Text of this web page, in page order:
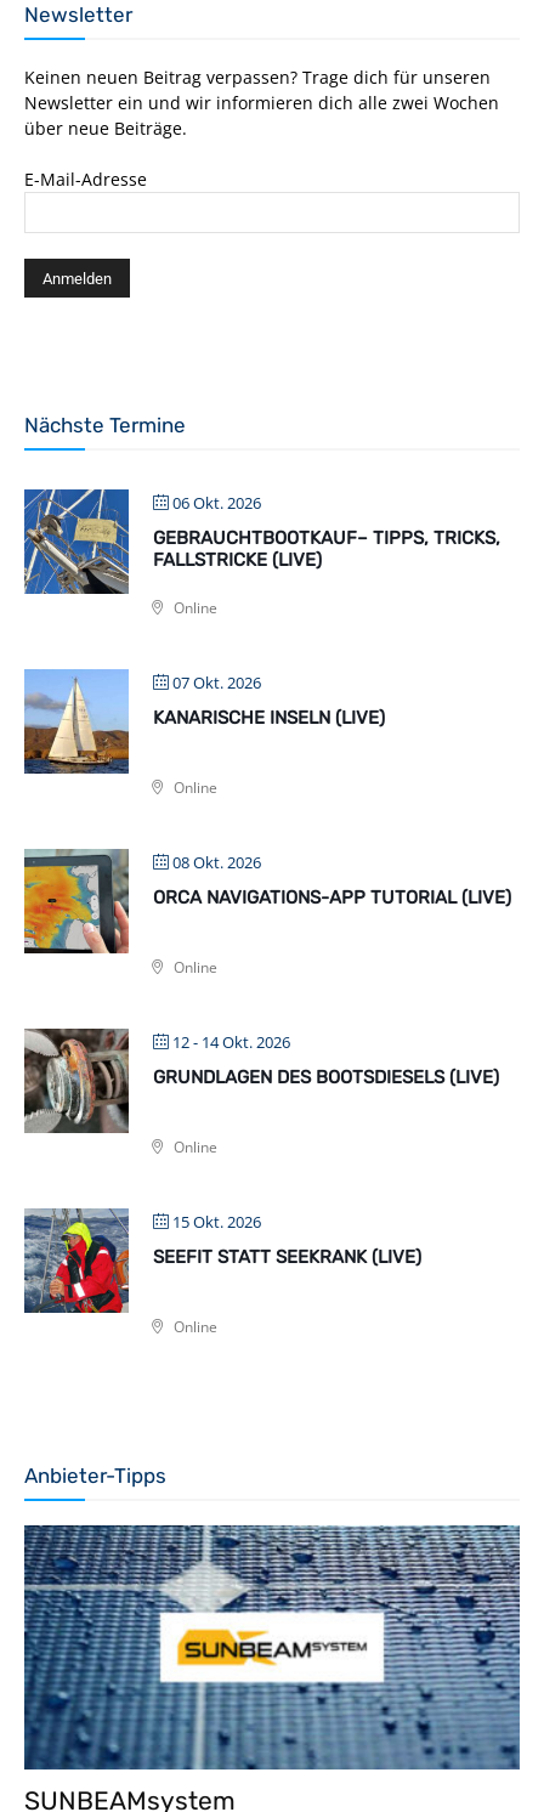
Newsletter
Keinen neuen Beitrag verpassen? Trage dich für unseren
Newsletter ein und wir informieren dich alle zwei Wochen
über neue Beiträge.
E-Mail-Adresse
Nächste Termine
06 Okt. 2026
GEBRAUCHTBOOTKAUF– TIPPS, TRICKS,
FALLSTRICKE (LIVE)
Online
07 Okt. 2026
KANARISCHE INSELN (LIVE)
Online
08 Okt. 2026
ORCA NAVIGATIONS-APP TUTORIAL (LIVE)
Online
12 - 14 Okt. 2026
GRUNDLAGEN DES BOOTSDIESELS (LIVE)
Online
15 Okt. 2026
SEEFIT STATT SEEKRANK (LIVE)
Online
Anbieter-Tipps
SUNBEAMsystem